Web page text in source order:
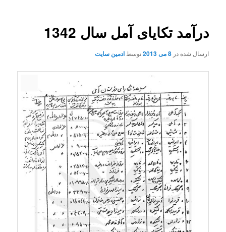
درآمد تکایای آمل سال 1342
ارسال شده در8 می 2013 توسطادمین سایت